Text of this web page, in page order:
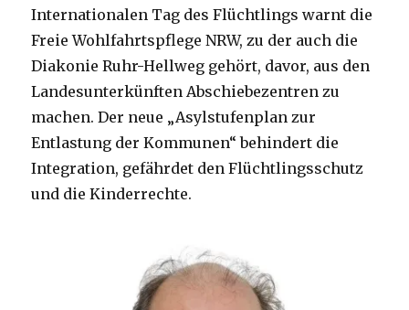
Internationalen Tag des Flüchtlings warnt die
Freie Wohlfahrtspflege NRW, zu der auch die
Diakonie Ruhr-Hellweg gehört, davor, aus den
Landesunterkünften Abschiebezentren zu
machen. Der neue „Asylstufenplan zur
Entlastung der Kommunen“ behindert die
Integration, gefährdet den Flüchtlingsschutz
und die Kinderrechte.